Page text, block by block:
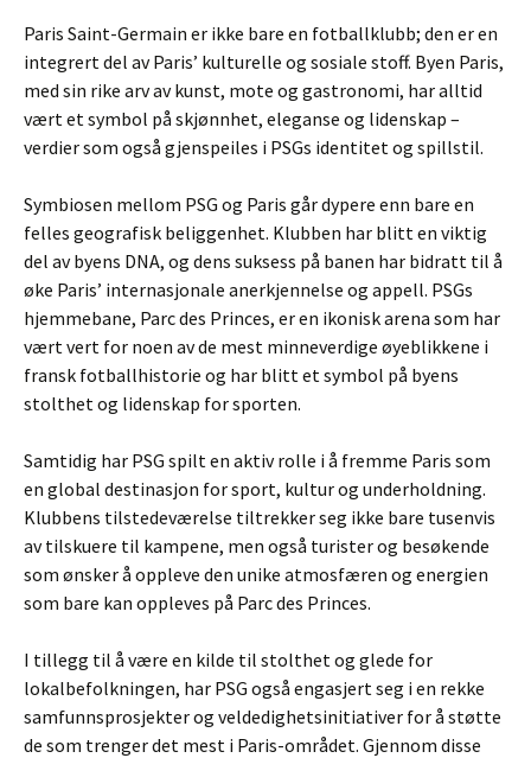
Paris Saint-Germain er ikke bare en fotballklubb; den er en
integrert del av Paris’ kulturelle og sosiale stoff. Byen Paris,
med sin rike arv av kunst, mote og gastronomi, har alltid
vært et symbol på skjønnhet, eleganse og lidenskap –
verdier som også gjenspeiles i PSGs identitet og spillstil.
Symbiosen mellom PSG og Paris går dypere enn bare en
felles geografisk beliggenhet. Klubben har blitt en viktig
del av byens DNA, og dens suksess på banen har bidratt til å
øke Paris’ internasjonale anerkjennelse og appell. PSGs
hjemmebane, Parc des Princes, er en ikonisk arena som har
vært vert for noen av de mest minneverdige øyeblikkene i
fransk fotballhistorie og har blitt et symbol på byens
stolthet og lidenskap for sporten.
Samtidig har PSG spilt en aktiv rolle i å fremme Paris som
en global destinasjon for sport, kultur og underholdning.
Klubbens tilstedeværelse tiltrekker seg ikke bare tusenvis
av tilskuere til kampene, men også turister og besøkende
som ønsker å oppleve den unike atmosfæren og energien
som bare kan oppleves på Parc des Princes.
I tillegg til å være en kilde til stolthet og glede for
lokalbefolkningen, har PSG også engasjert seg i en rekke
samfunnsprosjekter og veldedighetsinitiativer for å støtte
de som trenger det mest i Paris-området. Gjennom disse